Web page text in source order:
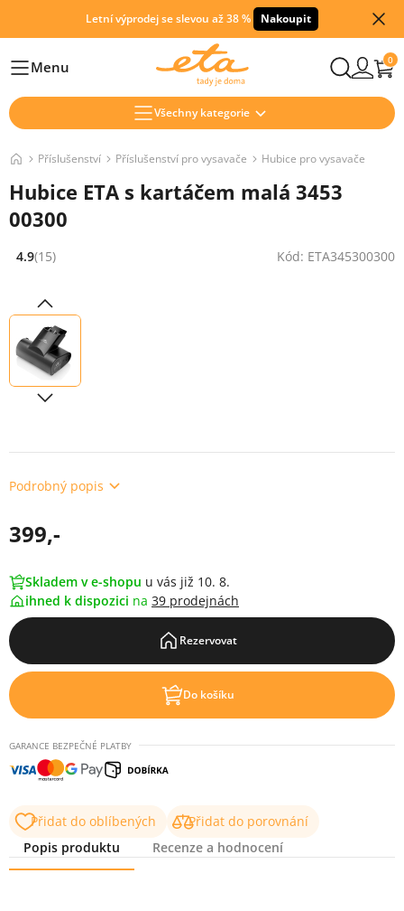
Letní výprodej se slevou až 38 % Nakoupit
HlavníMenu 0
Všechny kategorie
Příslušenství Příslušenství pro vysavače Hubice pro vysavače
Hubice ETA s kartáčem malá 3453
00300
Hodnocení: 4.9 z 5 (15 recenzí)
4.9(15) Kód: ETA345300300
Podrobný popis
399,-
Skladem v e-shopu u vás již 10. 8.
ihned k dispozici na 39 prodejnách
Rezervovat
Do košíku
GARANCE BEZPEČNÉ PLATBY
Přidat do oblíbených
Přidat do porovnání
Popis produktu
Recenze a hodnocení